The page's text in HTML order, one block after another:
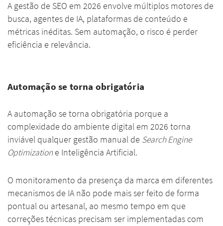
A gestão de SEO em 2026 envolve múltiplos motores de
busca, agentes de IA, plataformas de conteúdo e
métricas inéditas. Sem automação, o risco é perder
eficiência e relevância.
Automação se torna obrigatória
A automação se torna obrigatória porque a
complexidade do ambiente digital em 2026 torna
inviável qualquer gestão manual de Search Engine
Optimizatione Inteligência Artificial.
O monitoramento da presença da marca em diferentes
mecanismos de IA não pode mais ser feito de forma
pontual ou artesanal, ao mesmo tempo em que
correções técnicas precisam ser implementadas com